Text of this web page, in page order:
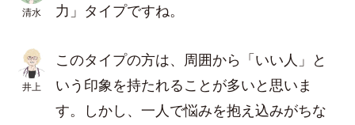
清水
力」タイプですね。
井上
このタイプの方は、周囲から「いい人」と
いう印象を持たれることが多いと思いま
す。しかし、一人で悩みを抱え込みがちな